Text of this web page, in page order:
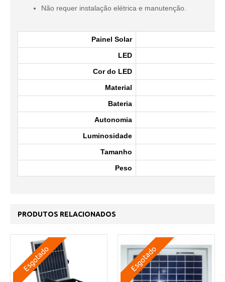
Não requer instalação elétrica e manutenção.
Painel Solar
LED
Cor do LED
Material
Bateria
Autonomia
Luminosidade
Tamanho
Peso
PRODUTOS RELACIONADOS
Esgotado Esgotado